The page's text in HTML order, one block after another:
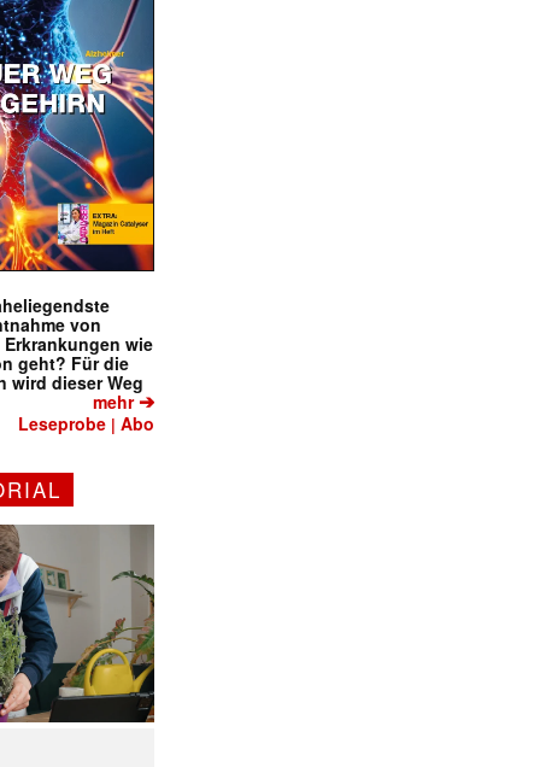
von
wie
geht? Für die
wird dieser Weg
mehr➔
Leseprobe |Abo